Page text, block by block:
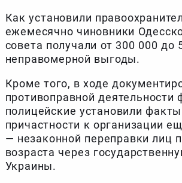
Как установили
ежемесячно чиновники
совета получали от 300 000 до
неправомерной выгоды.
Кроме того, в ходе
противоправной деятельности
полицейские установили
причастности к организации
— незаконной переправки лиц
возраста через
Украины.